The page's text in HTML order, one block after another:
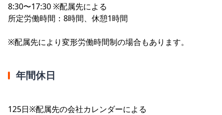
8:30〜17:30 ※配属先による
所定労働時間：8時間、休憩1時間
※配属先により変形労働時間制の場合もあります。
年間休日
125日※配属先の会社カレンダーによる